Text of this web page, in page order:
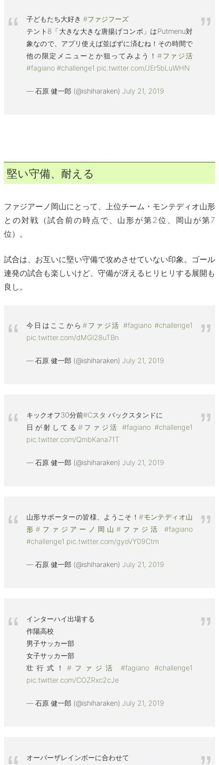
子どもたち大好き#ファジフーズ
テント8「大きな大きな唐揚げコンボ」はPutmenu対
象なので、アプリ使えば並ばずに済むね！その時間で
他の限定メニューとか狙ってみよう！ #ファジ活
#fagiano #challenge1 pic.twitter.com/JEr5bLuWHN
— 石原 健一郎 (@ishiharaken)July 21, 2019
堅い守備、耐える
ファジアーノ岡山にとって、上位チーム・モンテディオ山形
との対戦（試合前の時点で、山形が第2位、岡山が第7
位）。
試合は、お互いに堅い守備で攻めさせていない印象。ゴール
連発の試合も楽しいけど、守備が冴えるヒリヒリする展開も
良し。
今日はここから #ファジ活 #fagiano #challenge1
pic.twitter.com/dMGl28uTBn
— 石原 健一郎 (@ishiharaken)July 21, 2019
キックオフ30分前#Cスタ バックスタンドに
日が射してる #ファジ活 #fagiano #challenge1
pic.twitter.com/QmbKana71T
— 石原 健一郎 (@ishiharaken)July 21, 2019
山形サポーターの皆様、ようこそ！#モンテディオ山
形 #ファジアーノ岡山 #ファジ活
#fagiano
#challenge1 pic.twitter.com/gyoVY09Ctm
— 石原 健一郎 (@ishiharaken)July 21, 2019
インターハイ出場する
作陽高校
男子サッカー部
女子サッカー部
壮行式！#ファジ活 #fagiano
#challenge1
pic.twitter.com/COZRxc2cJe
— 石原 健一郎 (@ishiharaken)July 21, 2019
オーバーザレインボーに合わせて